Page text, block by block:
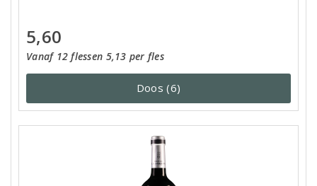
5,60
Vanaf 12 flessen 5,13 per fles
Doos (6)